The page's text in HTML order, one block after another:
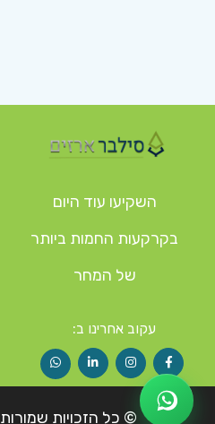
השקיעו עוד היום
בקרקעות החמות ביותר
של המחר
עקוב אחרינו ב:
© כל הזכויות שמורות